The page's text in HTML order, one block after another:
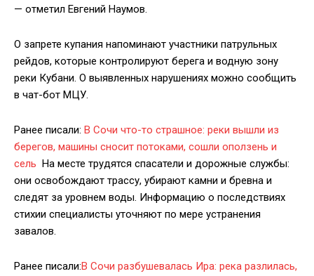
— отметил Евгений Наумов.
О запрете купания напоминают участники патрульных
рейдов, которые контролируют берега и водную зону
реки Кубани. О выявленных нарушениях можно сообщить
в чат-бот МЦУ.
Ранее писали: В Сочи что-то страшное: реки вышли из
берегов, машины сносит потоками, сошли оползень и
сель На месте трудятся спасатели и дорожные службы:
они освобождают трассу, убирают камни и бревна и
следят за уровнем воды. Информацию о последствиях
стихии специалисты уточняют по мере устранения
завалов.
Ранее писали:В Сочи разбушевалась Ира: река разлилась,